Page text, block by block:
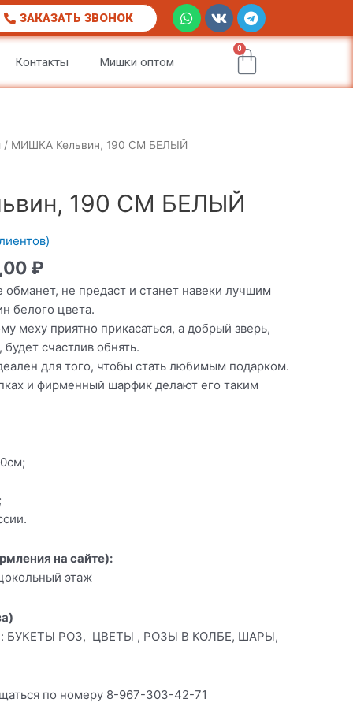
ЗАКАЗАТЬ ЗВОНОК
W
h
a
a
V
k
T
e
l
e
r
Контакты Мишки оптом
0
/ МИШКА Кельвин, 190 СМ БЕЛЫЙ
190 СМ БЕЛЫЙ
₽
не предаст и станет навеки лучшим
белого цвета.
меху приятно прикасаться, а добрый зверь,
счастлив обнять.
для того, чтобы стать любимым подарком.
и фирменный шарфик делают его таким
на сайте):
этаж
БУКЕТЫ РОЗ, ЦВЕТЫ , РОЗЫ В КОЛБЕ, ШАРЫ,
по номеру 8-967-303-42-71